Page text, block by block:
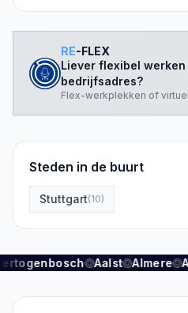
RE-FLEX
Liever flexibel
bedrijfsadres?
Flex-werkplekken of
Steden in de buurt
Stuttgart(10)
Aalst Almere